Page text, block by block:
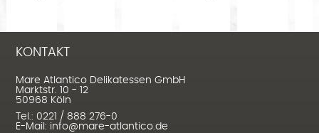
KONTAKT
Mare Atlantico Delikatessen GmbH
Marktstr. 10 - 12
50968 Köln
Tel.: 0221 / 888 276-0
E-Mail: info@mare-atlantico.de